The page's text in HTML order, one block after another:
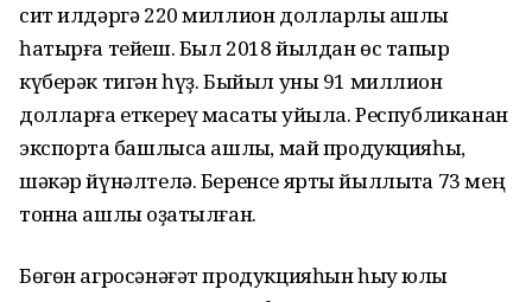
сит илдәргә 220 миллион долларлыҡ ашлыҡ
һатырға тейеш. Был 2018 йылдан өс тапҡыр
күберәк тигән һүҙ. Быйыл уны 91 миллион
долларға еткереү маҡсаты ҡуйыла. Республиканан
экспортҡа башлыса ашлыҡ, май продукцияһы,
шәкәр йүнәлтелә. Беренсе ярты йыллыҡта 73 мең
тонна ашлыҡ оҙатылған.
Бөгөн агросәнәғәт продукцияһын һыу юлы